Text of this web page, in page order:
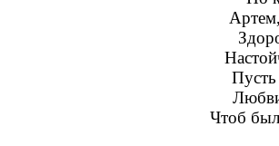
Пусть
Чтоб был